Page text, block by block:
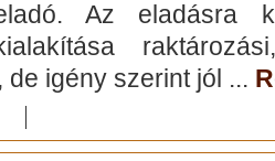
Az eladásra
de igény szerint jól ...